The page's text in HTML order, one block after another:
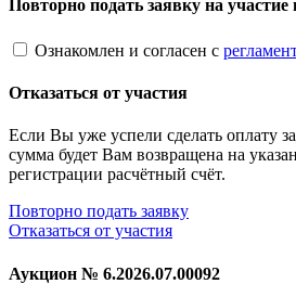
Повторно подать заявку на участие
Ознакомлен и согласен с
Отказаться от участия
Если Вы уже успели сделать оплату
сумма будет Вам возвращена на
регистрации расчётный счёт.
Повторно подать заявку
Отказаться от участия
Аукцион № 6.2026.07.00092